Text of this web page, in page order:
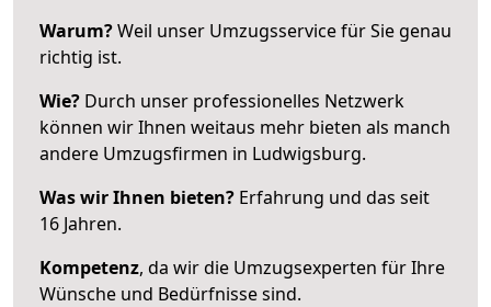
Warum?Weil unser Umzugsservice für Sie genau
richtig ist.
Wie? Durch unser professionelles Netzwerk
können wir Ihnen weitaus mehr bieten als manch
andere Umzugsfirmen in Ludwigsburg.
Was wir Ihnen bieten? Erfahrung und das seit
16 Jahren.
Kompetenz, da wir die Umzugsexperten für Ihre
Wünsche und Bedürfnisse sind.